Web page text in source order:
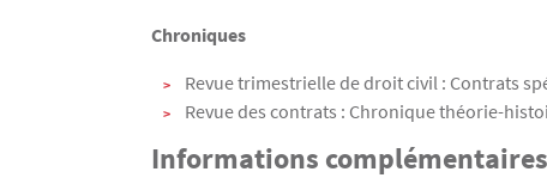
Chroniques
Revue trimestrielle de droit civil : Contrats
Revue des contrats : Chronique théorie-
Informations complémentaires